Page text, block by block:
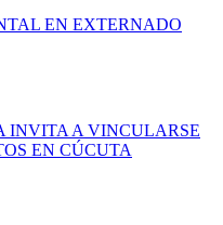
EN EXTERNADO
INVITA A VINCULARSE
EN CÚCUTA